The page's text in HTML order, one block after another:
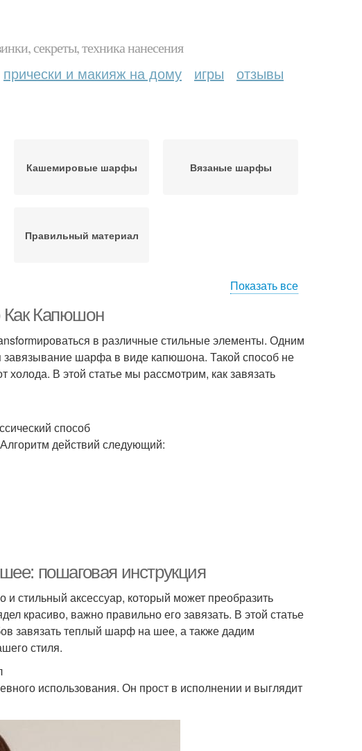
секреты, техника нанесения
прически и макияж на дому игры отзывы
Кашемировые шарфы Вязаные шарфы
Правильный материал
Показать все
Как Капюшон
в различные стильные элементы. Одним
шарфа в виде капюшона. Такой способ не
В этой статье мы рассмотрим, как завязать
способ
действий следующий:
пошаговая инструкция
стильный аксессуар, который может преобразить
красиво, важно правильно его завязать. В этой статье
завязать теплый шарф на шее, а также дадим
стиля.
использования. Он прост в исполнении и выглядит